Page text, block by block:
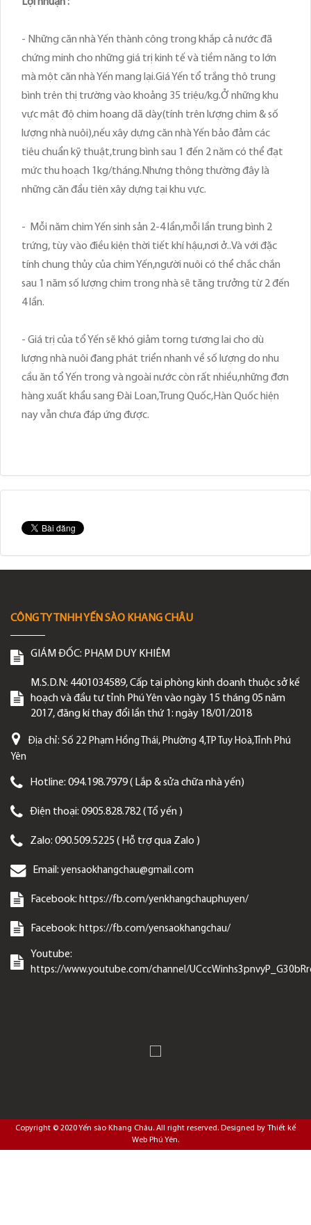
- Những căn nhà Yến thành công trong khắp cả nước đã
chứng minh cho những giá trị kinh tế và tiềm năng to lớn
mà một căn nhà Yến mang lại.Giá Yến tổ trắng thô trung
bình trên thị trường vào khoảng 35 triệu/kg.Ở những khu
vực mật độ chim hoang dã dày(tính trên lượng chim & số
lượng nhà nuôi),nếu xây dựng căn nhà Yến bảo đảm các
tiêu chuẩn kỹ thuật,trung bình sau 1 đến 2 năm có thể đạt
mức thu hoạch 1kg/tháng.Nhưng thông thường đây là
những căn đầu tiên xây dựng tại khu vực.
- Mỗi năm chim Yến sinh sản 2-4 lần,mỗi lần trung bình 2
trứng, tùy vào điều kiện thời tiết khí hậu,nơi ở..Và với đặc
tính chung thủy của chim Yến,người nuôi có thể chắc chắn
sau 1 năm số lượng chim trong nhà sẽ tăng trưởng từ 2 đến
4 lần.
- Giá trị của tổ Yến sẽ khó giảm torng tương lai cho dù
lượng nhà nuôi đang phát triển nhanh về số lượng do nhu
cầu ăn tổ Yến trong và ngoài nước còn rất nhiều,những đơn
hàng xuất khẩu sang Đài Loan,Trung Quốc,Hàn Quốc hiện
nay vẫn chưa đáp ứng được.
CÔNG TY TNHH YẾN SÀO KHANG CHÂU
GIÁM ĐỐC: PHẠM DUY KHIÊM
M.S.D.N: 4401034589, Cấp tại phòng kinh doanh thuộc sở kế
hoạch và đầu tư tỉnh Phú Yên vào ngày 15 tháng 05 năm
2017, đăng kí thay đổi lần thứ 1: ngày 18/01/2018
Địa chỉ: Số 22 Phạm Hồng Thái, Phường 4,TP Tuy Hoà,Tỉnh Phú
Yên
Hotline: 094.198.7979 ( Lắp & sửa chữa nhà yến)
Điện thoại: 0905.828.782 ( Tổ yến )
Zalo: 090.509.5225 ( Hỗ trợ qua Zalo )
Email: yensaokhangchau@gmail.com
Facebook: https://fb.com/yenkhangchauphuyen/
Facebook: https://fb.com/yensaokhangchau/
Youtube:
https://www.youtube.com/channel/
Copyright © 2020Yến sào Khang Châu. All right reserved. Designed by Thiết kế
Web Phú Yên.